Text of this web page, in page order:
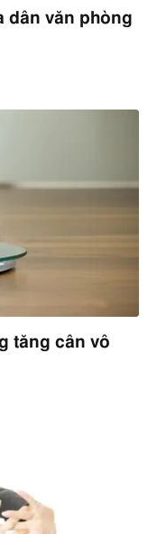
dân văn phòng
tăng cân vô